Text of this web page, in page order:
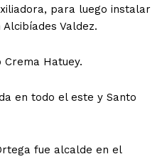
para luego instalar
Valdez.
Hatuey.
en todo el este y Santo
fue alcalde en el